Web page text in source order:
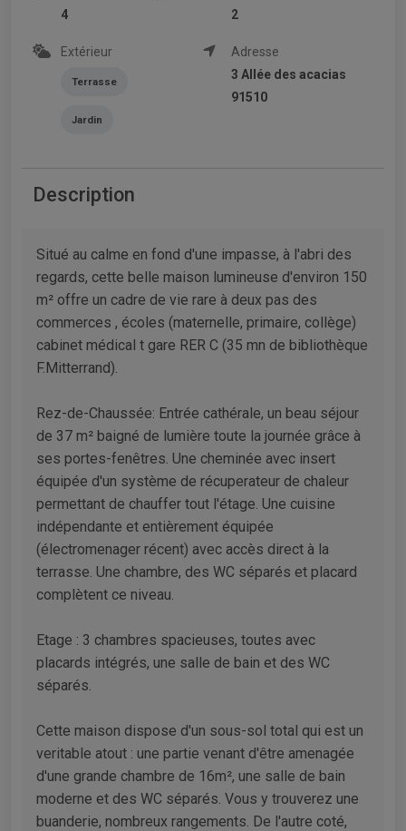
4
2
Extérieur
Terrasse
Jardin
Adresse
3 Allée des acacias
91510
Description
Situé au calme en fond d'une impasse, à l'abri des
regards, cette belle maison lumineuse d'environ 150
m² offre un cadre de vie rare à deux pas des
commerces , écoles (maternelle, primaire, collège)
cabinet médical t gare RER C (35 mn de bibliothèque
F.Mitterrand).
Rez-de-Chaussée: Entrée cathérale, un beau séjour
de 37 m² baigné de lumière toute la journée grâce à
ses portes-fenêtres. Une cheminée avec insert
équipée d'un système de récuperateur de chaleur
permettant de chauffer tout l'étage. Une cuisine
indépendante et entièrement équipée
(électromenager récent) avec accès direct à la
terrasse. Une chambre, des WC séparés et placard
complètent ce niveau.
Etage : 3 chambres spacieuses, toutes avec
placards intégrés, une salle de bain et des WC
séparés.
Cette maison dispose d'un sous-sol total qui est un
veritable atout : une partie venant d'être amenagée
d'une grande chambre de 16m², une salle de bain
moderne et des WC séparés. Vous y trouverez une
buanderie, nombreux rangements. De l'autre coté,